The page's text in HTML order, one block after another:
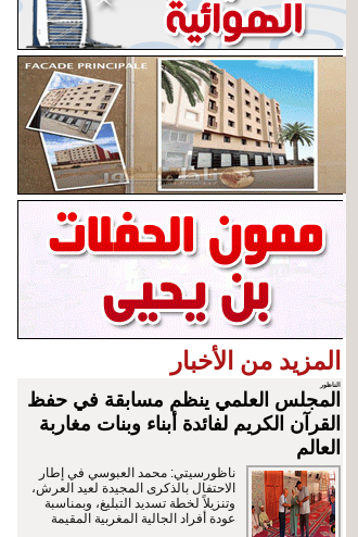
المزيد من الأخبار
الناظور
المجلس العلمي ينظم مسابقة في حفظ
القرآن الكريم لفائدة أبناء وبنات مغاربة
العالم
ناظورسيتي: محمد العبوسي في إطار
الاحتفال بالذكرى المجيدة لعيد العرش،
وتنزيلاً لخطة تسديد التبليغ، وبمناسبة
عودة أفراد الجالية المغربية المقيمة